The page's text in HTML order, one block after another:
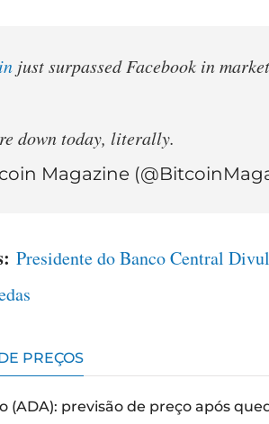
just surpassed Facebook in
down today, literally.
Magazine
Presidente do Banco Central
PREÇOS
(ADA): previsão de preço após